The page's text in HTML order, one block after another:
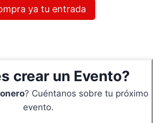
ya tu entrada
crear un Evento?
? Cuéntanos sobre tu próximo
evento.